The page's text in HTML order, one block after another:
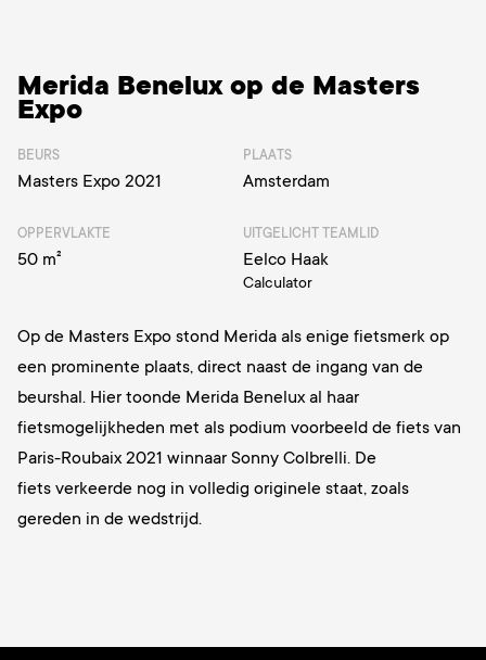
BEURS
Masters Expo 2021
PLAATS
Amsterdam
OPPERVLAKTE
50 m²
UITGELICHT TEAMLID
Eelco Haak
Calculator
Merida Benelux op de Masters
Expo
Op de Masters Expo stond Merida als enige fietsmerk op
een prominente plaats, direct naast de ingang van de
beurshal. Hier toonde Merida Benelux al haar
fietsmogelijkheden met als podium voorbeeld de fiets van
Paris-Roubaix 2021 winnaar Sonny Colbrelli. De
fiets verkeerde nog in volledig originele staat, zoals
gereden in de wedstrijd.